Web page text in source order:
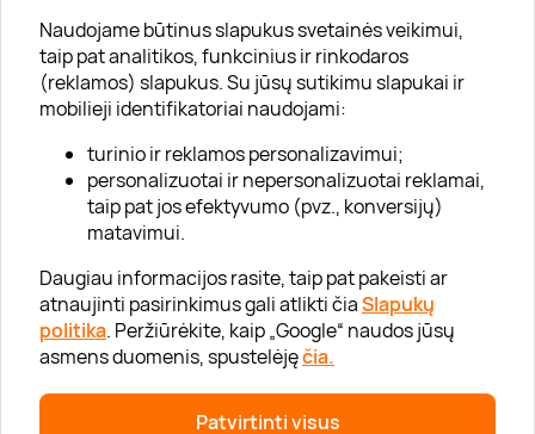
Naudojame būtinus slapukus svetainės veikimui,
taip pat analitikos, funkcinius ir rinkodaros
(reklamos) slapukus. Su jūsų sutikimu slapukai ir
mobilieji identifikatoriai naudojami:
turinio ir reklamos personalizavimui;
personalizuotai ir nepersonalizuotai reklamai,
taip pat jos efektyvumo (pvz., konversijų)
matavimui.
Daugiau informacijos rasite, taip pat pakeisti ar
atnaujinti pasirinkimus gali atlikti čiaSlapukų
politika. Peržiūrėkite, kaip „Google“ naudos jūsų
asmens duomenis, spustelėjęčia.
Patvirtinti visus
Apie „Gera Dovana“
Lojalumo klubas
Karjera
Visi partneriai
Kontaktai
Tinklaraštis
Informacija